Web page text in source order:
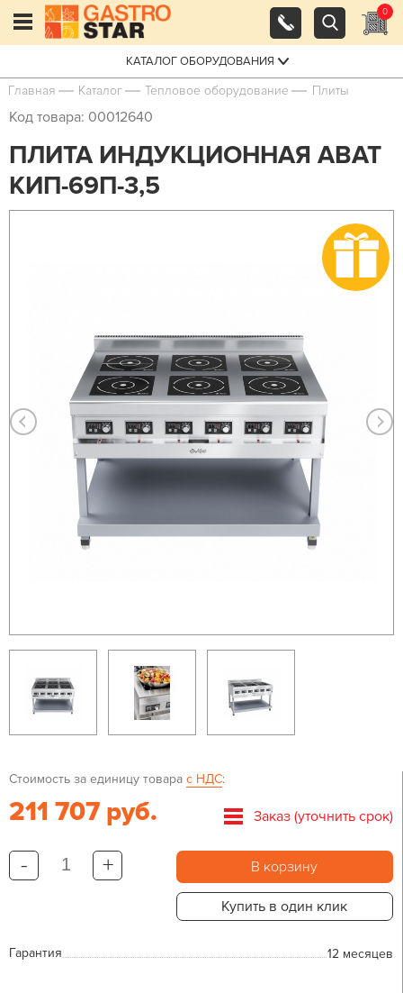
0
КАТАЛОГ ОБОРУДОВАНИЯ
Главная Каталог Тепловое оборудование Плиты
Код товара: 00012640
ПЛИТА ИНДУКЦИОННАЯ ABAT
КИП-69П-3,5
Стоимость за единицу товара с НДС:
211 707 руб. Заказ (уточнить срок)
- + В корзину
Купить в один клик
Гарантия 12 месяцев